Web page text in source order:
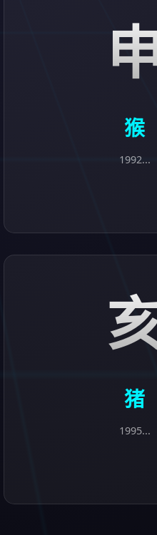
猴
1992...
猪
1995...